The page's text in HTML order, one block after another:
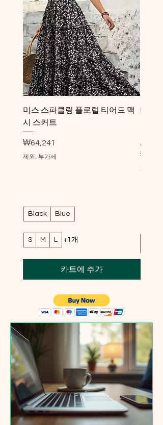
미스 스파클링 플로럴 티어드 맥
시 스커트
가격
₩64,241
제외: 부가세
Black Blue
S M L +1개
카트에 추가
가격
제외: 부